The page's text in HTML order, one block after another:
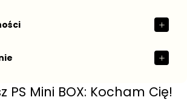
PS Mini BOX: Kocham Cię!